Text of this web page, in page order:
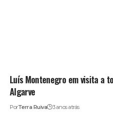
Luís Montenegro em visita a
Algarve
PorTerra Ruiva 3 anos atrás